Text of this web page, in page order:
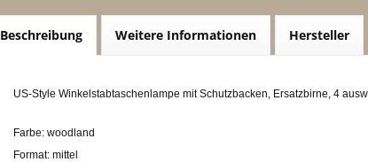
Beschreibung Weitere Informationen Hersteller
US-Style Winkelstabtaschenlampe mit Schutzbacken, Ersatzbirne, 4
Farbe: woodland
Format: mittel